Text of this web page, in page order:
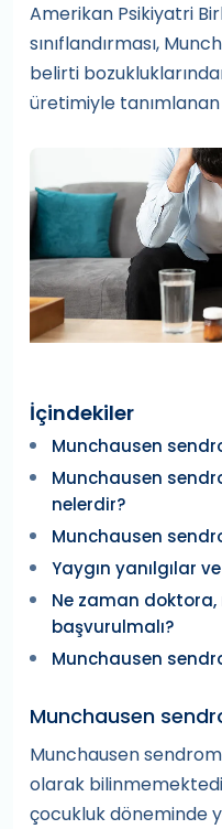
Amerikan Psikiyatri
sınıflandırması,
belirti
üretimiyle
İçindekiler
Munchausen
Munchausen
nelerdir?
Munchausen
Yaygın yanılgılar
Ne zaman
başvurulmalı?
Munchausen
Munchausen
Munchausen
olarak
çocukluk döneminde